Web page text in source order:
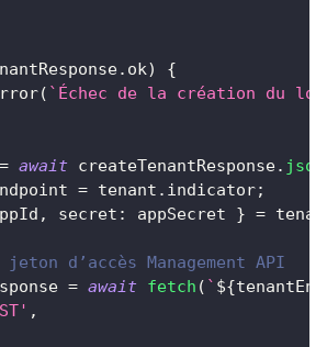
. ok)
{
( ` Échec de la création du
= await createTenantResponse. json
= tenant . indicator;
, secret : appSecret } =
d’accès Management API
= await fetch ( ` ${
,